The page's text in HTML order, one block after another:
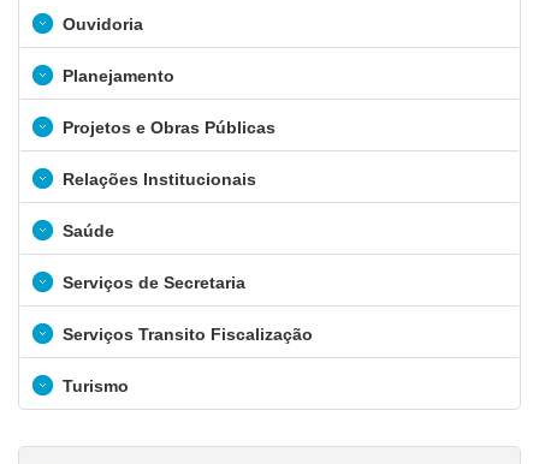
Ouvidoria
Planejamento
Projetos e Obras Públicas
Relações Institucionais
Saúde
Serviços de Secretaria
Serviços Transito Fiscalização
Turismo